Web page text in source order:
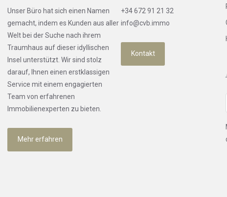
Unser Büro hat sich einen Namen
gemacht, indem es Kunden aus aller
Welt bei der Suche nach ihrem
Traumhaus auf dieser idyllischen
Insel unterstützt. Wir sind stolz
darauf, Ihnen einen erstklassigen
Service mit einem engagierten
Team von erfahrenen
Immobilienexperten zu bieten.
Mehr erfahren
+34 672 91 21 32
info@cvb.immo
Kontakt